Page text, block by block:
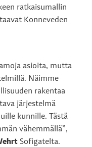
ratkaisumallin
Konneveden
asioita, mutta
Näimme
rakentaa
järjestelmä
kunnille. Tästä
vähemmällä”,
Sofigatelta.